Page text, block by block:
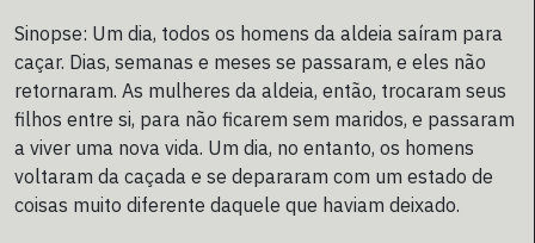
Sinopse: Um dia, todos os homens da aldeia saíram para
caçar. Dias, semanas e meses se passaram, e eles não
retornaram. As mulheres da aldeia, então, trocaram seus
filhos entre si, para não ficarem sem maridos, e passaram
a viver uma nova vida. Um dia, no entanto, os homens
voltaram da caçada e se depararam com um estado de
coisas muito diferente daquele que haviam deixado.